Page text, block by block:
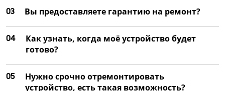
03 Вы предоставляете гарантию на ремонт?
04
Как узнать, когда моё устройство будет
готово?
05
Нужно срочно отремонтировать
устройство, есть такая возможность?